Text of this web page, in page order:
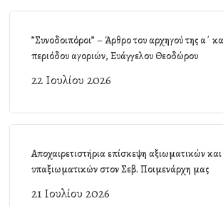
”Συνοδοιπόροι” – Άρθρο του αρχηγού της α΄
περιόδου αγοριών, Ευάγγελου Θεοδώρου
22 Ιουλίου 2026
Αποχαιρετιστήρια επίσκεψη αξιωματικών και
υπαξιωματικών στον Σεβ. Ποιμενάρχη μας
21 Ιουλίου 2026